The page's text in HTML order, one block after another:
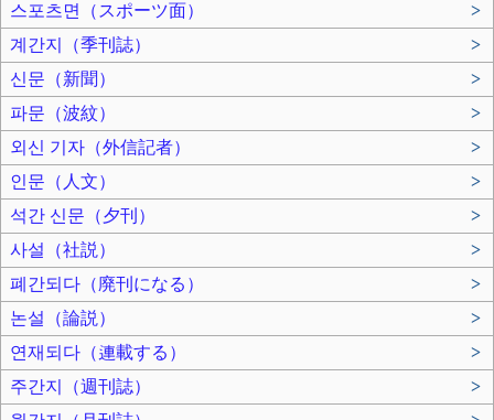
스포츠면（スポーツ面）
>
계간지（季刊誌）
>
신문（新聞）
>
파문（波紋）
>
외신 기자（外信記者）
>
인문（人文）
>
석간 신문（夕刊）
>
사설（社説）
>
폐간되다（廃刊になる）
>
논설（論説）
>
연재되다（連載する）
>
주간지（週刊誌）
>